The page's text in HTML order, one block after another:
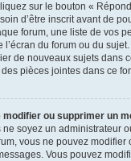
sur le bouton «
d’être inscrit avant de
forum, une liste de vos
l’écran du forum ou du
de nouveaux sujets dans
pièces jointes dans ce
modifier ou supprimer un
soyez un administrateur
vous ne pouvez modifier
Vous pouvez